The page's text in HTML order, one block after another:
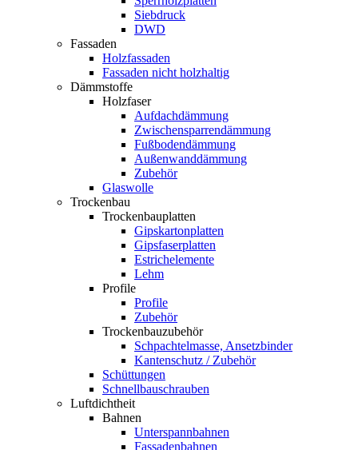
Siebdruck
DWD
Fassaden
Holzfassaden
Fassaden nicht holzhaltig
Dämmstoffe
Holzfaser
Aufdachdämmung
Zwischensparrendämmung
Fußbodendämmung
Außenwanddämmung
Zubehör
Glaswolle
Trockenbau
Trockenbauplatten
Gipskartonplatten
Gipsfaserplatten
Estrichelemente
Lehm
Profile
Profile
Zubehör
Trockenbauzubehör
Schpachtelmasse, Ansetzbinder
Kantenschutz / Zubehör
Schüttungen
Schnellbauschrauben
Luftdichtheit
Bahnen
Unterspannbahnen
Fassadenbahnen